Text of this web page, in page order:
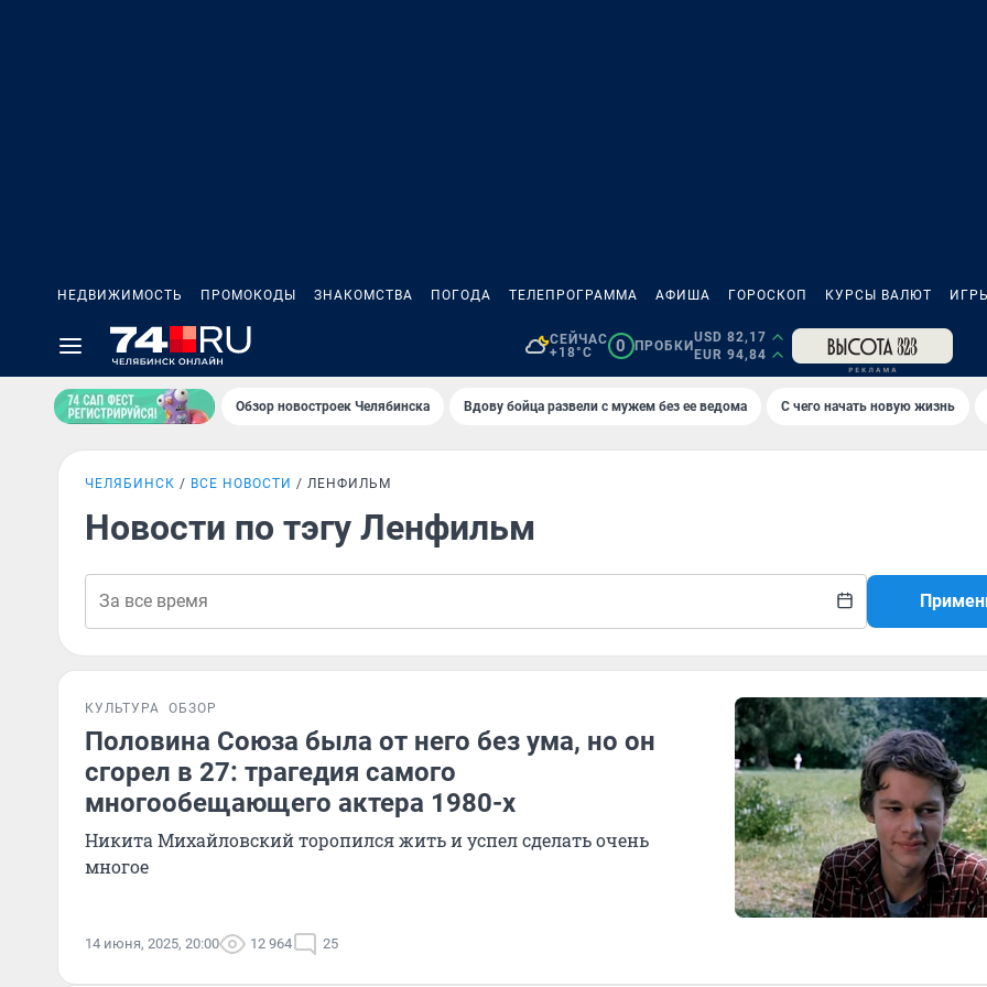
НЕДВИЖИМОСТЬ ПРОМОКОДЫ ЗНАКОМСТВА ПОГОДА ТЕЛЕПРОГРАММА АФИША ГОРОСКОП КУРСЫ ВАЛЮТ
СЕЙЧАС
+18°C
0 ПРОБКИ
USD 82,17
EUR 94,84
Обзор новостроек Челябинска Вдову бойца развели с мужем без ее ведома С чего начать новую жизнь
ЧЕЛЯБИНСК ВСЕ НОВОСТИ ЛЕНФИЛЬМ
Новости по тэгу Ленфильм
КУЛЬТУРА ОБЗОР
Половина Союза была от него без ума, но он
сгорел в 27: трагедия самого
многообещающего актера 1980-х
Никита Михайловский торопился жить и успел сделать очень
многое
14 июня, 2025, 20:00 12 964 25